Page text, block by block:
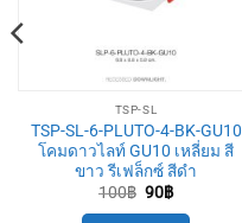
TSP-SL
TSP-SL-6-PLUTO-4-BK-GU10
โคมดาวไลท์ GU10 เหลี่ยม สี
ขาว รีเฟล็กซ์ สีดำ
100฿ Original
90฿Current